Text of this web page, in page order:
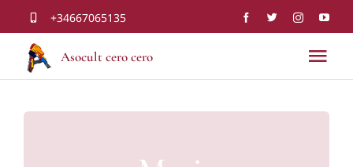
Saltar
contenido
+34667065135
Asocult cero cero